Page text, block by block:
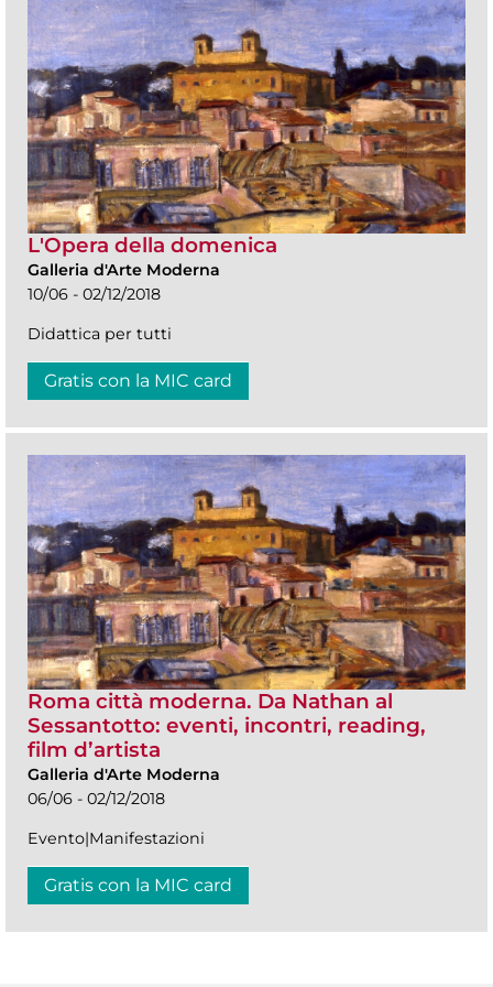
L'Opera della domenica
Galleria d'Arte Moderna
10/06 - 02/12/2018
Didattica per tutti
Gratis con la MIC card
Roma città moderna. Da Nathan al
Sessantotto: eventi, incontri, reading,
film d’artista
Galleria d'Arte Moderna
06/06 - 02/12/2018
Evento|Manifestazioni
Gratis con la MIC card